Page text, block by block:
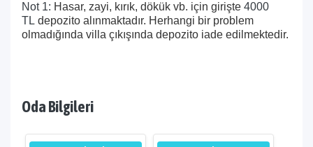
Not 1: Hasar, zayi, kırık, dökük vb. için girişte 4000
TL depozito alınmaktadır. Herhangi bir problem
olmadığında villa çıkışında depozito iade edilmektedir.
Oda Bilgileri